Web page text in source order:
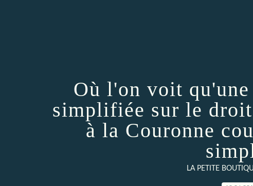
Où l'on voit
simplifiée sur le
à la Couronne
LA PETITE